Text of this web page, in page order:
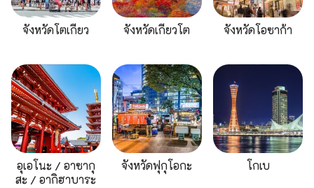
จังหวัดโตเกียว จังหวัดเกียวโต จังหวัดโอซาก้า
อุเอโนะ / อาซากุ
สะ / อากิฮาบาระ
จังหวัดฟุกุโอกะ โกเบ